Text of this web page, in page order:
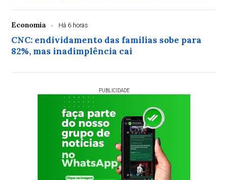
Economia Há 6 horas
CNC: endividamento das famílias sobe para
82%, mas inadimplência cai
PUBLICIDADE